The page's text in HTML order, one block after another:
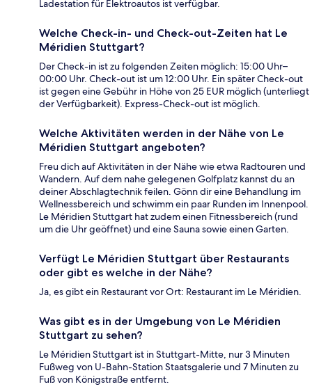
Ladestation für Elektroautos ist verfügbar.
Welche Check-in- und Check-out-Zeiten hat Le
Méridien Stuttgart?
Der Check-in ist zu folgenden Zeiten möglich: 15:00 Uhr–
00:00 Uhr. Check-out ist um 12:00 Uhr. Ein später Check-out
ist gegen eine Gebühr in Höhe von 25 EUR möglich (unterliegt
der Verfügbarkeit). Express-Check-out ist möglich.
Welche Aktivitäten werden in der Nähe von Le
Méridien Stuttgart angeboten?
Freu dich auf Aktivitäten in der Nähe wie etwa Radtouren und
Wandern. Auf dem nahe gelegenen Golfplatz kannst du an
deiner Abschlagtechnik feilen. Gönn dir eine Behandlung im
Wellnessbereich und schwimm ein paar Runden im Innenpool.
Le Méridien Stuttgart hat zudem einen Fitnessbereich (rund
um die Uhr geöffnet) und eine Sauna sowie einen Garten.
Verfügt Le Méridien Stuttgart über Restaurants
oder gibt es welche in der Nähe?
Ja, es gibt ein Restaurant vor Ort: Restaurant im Le Méridien.
Was gibt es in der Umgebung von Le Méridien
Stuttgart zu sehen?
Le Méridien Stuttgart ist in Stuttgart-Mitte, nur 3 Minuten
Fußweg von U-Bahn-Station Staatsgalerie und 7 Minuten zu
Fuß von Königstraße entfernt.